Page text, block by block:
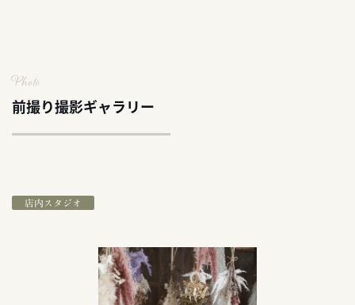
Photo
前撮り撮影ギャラリー
店内スタジオ